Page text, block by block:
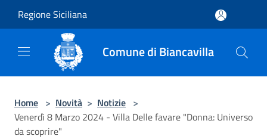
Regione Siciliana
Comune di Biancavilla
Home > Novità > Notizie >
Venerdì 8 Marzo 2024 - Villa Delle favare "Donna: Universo
da scoprire"